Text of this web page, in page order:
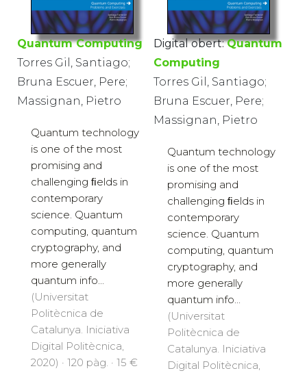
Quantum Computing
Torres Gil, Santiago;
Bruna Escuer, Pere;
Massignan, Pietro
Quantum technology
is one of the most
promising and
challenging ﬁelds in
contemporary
science. Quantum
computing, quantum
cryptography, and
more generally
quantum info...
(Universitat
Politècnica de
Catalunya. Iniciativa
Digital Politècnica,
2020) · 120 pàg. · 15 €
Digital obert: Quantum
Computing
Torres Gil, Santiago;
Bruna Escuer, Pere;
Massignan, Pietro
Quantum technology
is one of the most
promising and
challenging ﬁelds in
contemporary
science. Quantum
computing, quantum
cryptography, and
more generally
quantum info...
(Universitat
Politècnica de
Catalunya. Iniciativa
Digital Politècnica,